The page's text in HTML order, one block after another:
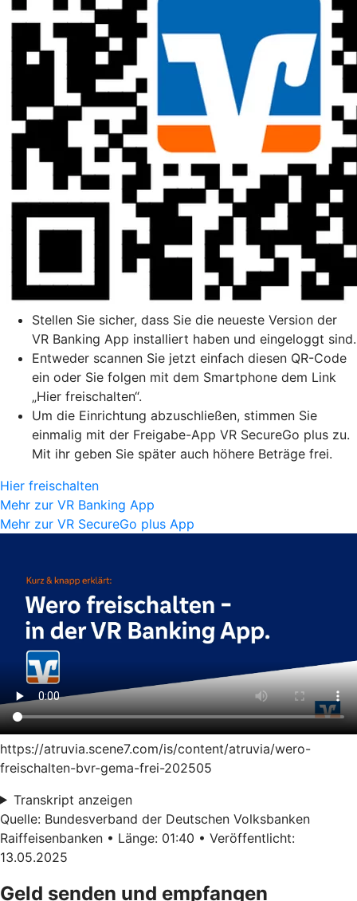
Stellen Sie sicher, dass Sie die neueste Version der
VR Banking App installiert haben und eingeloggt sind.
Entweder scannen Sie jetzt einfach diesen QR-Code
ein oder Sie folgen mit dem Smartphone dem Link
„Hier freischalten“.
Um die Einrichtung abzuschließen, stimmen Sie
einmalig mit der Freigabe-App VR SecureGo plus zu.
Mit ihr geben Sie später auch höhere Beträge frei.
Hier freischalten
Mehr zur VR Banking App
Mehr zur VR SecureGo plus App
https://atruvia.scene7.com/is/content/atruvia/wero-
freischalten-bvr-gema-frei-202505
Transkript anzeigen
Quelle: Bundesverband der Deutschen Volksbanken
Raiffeisenbanken • Länge: 01:40 • Veröffentlicht:
13.05.2025
Geld senden und empfangen